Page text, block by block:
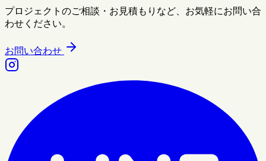
プロジェクトのご相談・お見積もりなど、お気軽にお問い合
わせください。
お問い合わせ